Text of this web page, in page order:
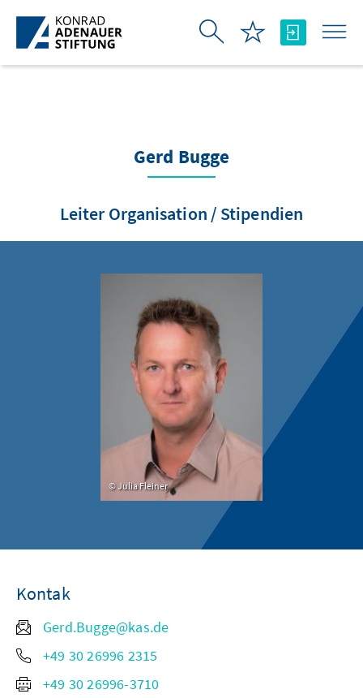
Skip to Main Content
Gerd Bugge
Leiter Organisation / Stipendien
Julia Fleiner
Kontak
Gerd.Bugge@kas.de
+49 30 26996 2315
+49 30 26996-3710